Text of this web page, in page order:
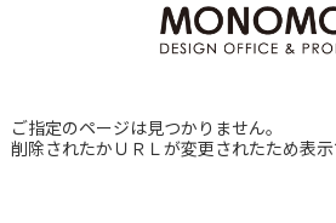
ご指定のページは見つかりません。
削除されたかＵＲＬが変更されたため表示